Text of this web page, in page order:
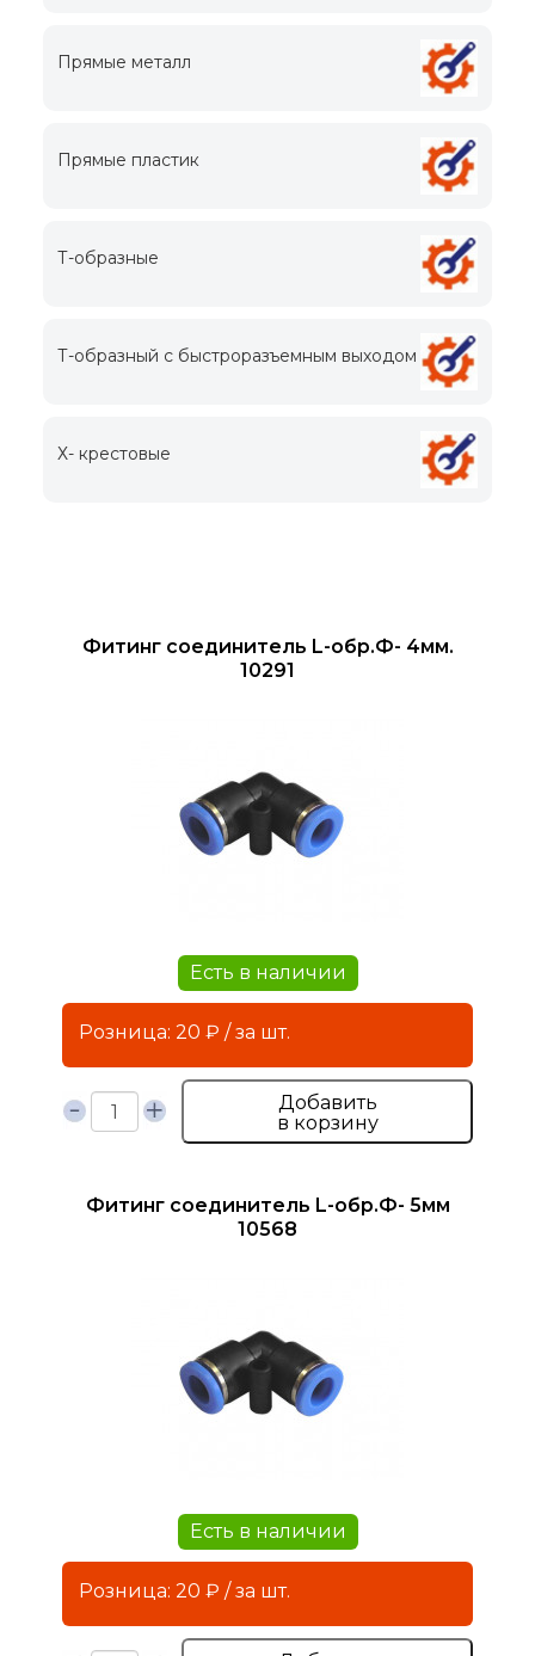
Прямые металл
Прямые пластик
Т-образные
Т-образный с быстроразъемным выходом
Х- крестовые
Фитинг соединитель L-обр.Ф- 4мм.
10291
Есть в наличии
Розница: 20 ₽ / за шт.
Добавить
в корзину
Фитинг соединитель L-обр.Ф- 5мм
10568
Есть в наличии
Розница: 20 ₽ / за шт.